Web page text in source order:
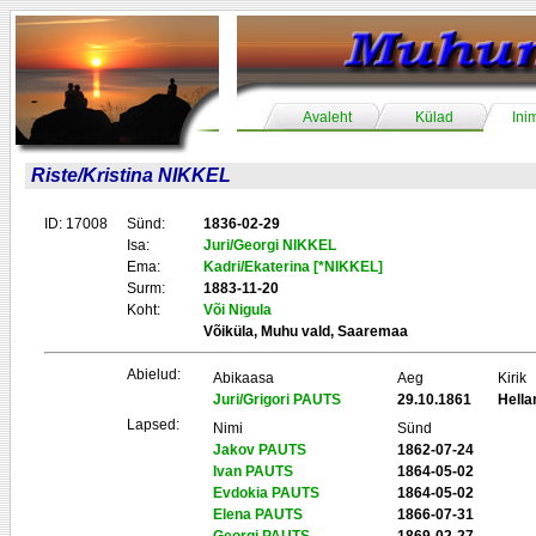
Avaleht Külad
Riste/Kristina NIKKEL
ID: 17008 Sünd:
1836-02-29
Isa:
Juri/Georgi NIKKEL
Ema:
Kadri/Ekaterina [*NIKKEL]
Surm:
1883-11-20
Koht:
Või Nigula
Võiküla, Muhu vald, Saaremaa
Abielud: Abikaasa Aeg
Kirik
Juri/Grigori PAUTS
29.10.1861
Lapsed:
Nimi
Sünd
Jakov PAUTS
1862-07-24
Ivan PAUTS
1864-05-02
Evdokia PAUTS
1864-05-02
Elena PAUTS
1866-07-31